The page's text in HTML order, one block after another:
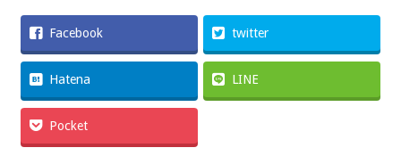
Facebook twitter
Hatena LINE
Pocket